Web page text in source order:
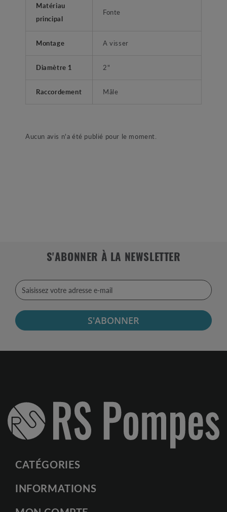
Matériau
principal
Fonte
Montage A visser
Diamètre 1 2"
Raccordement Mâle
Aucun avis n'a été publié pour le moment.
S'ABONNER À LA NEWSLETTER
S'ABONNER
CATÉGORIES
INFORMATIONS